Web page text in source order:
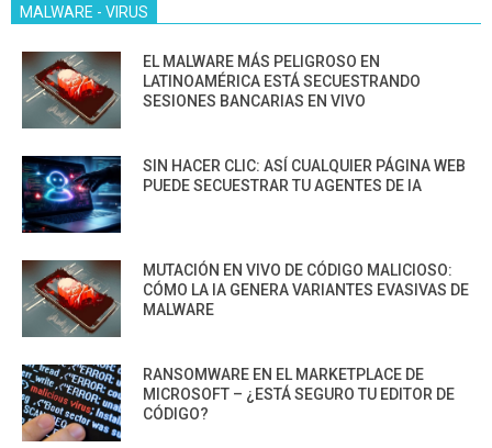
MALWARE - VIRUS
EL MALWARE MÁS PELIGROSO EN
LATINOAMÉRICA ESTÁ SECUESTRANDO
SESIONES BANCARIAS EN VIVO
SIN HACER CLIC: ASÍ CUALQUIER PÁGINA WEB
PUEDE SECUESTRAR TU AGENTES DE IA
MUTACIÓN EN VIVO DE CÓDIGO MALICIOSO:
CÓMO LA IA GENERA VARIANTES EVASIVAS DE
MALWARE
RANSOMWARE EN EL MARKETPLACE DE
MICROSOFT – ¿ESTÁ SEGURO TU EDITOR DE
CÓDIGO?